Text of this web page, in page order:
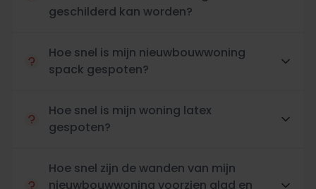
geschilderd kan worden?
Hoe snel is mijn nieuwbouwwoning
spack gespoten?
Hoe snel is mijn woning latex
gespoten?
Hoe snel zijn de wanden van mijn
nieuwbouwwoning voorzien glad en